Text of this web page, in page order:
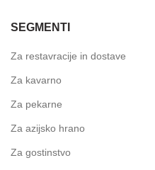
SEGMENTI
Za restavracije in dostave
Za kavarno
Za pekarne
Za azijsko hrano
Za gostinstvo